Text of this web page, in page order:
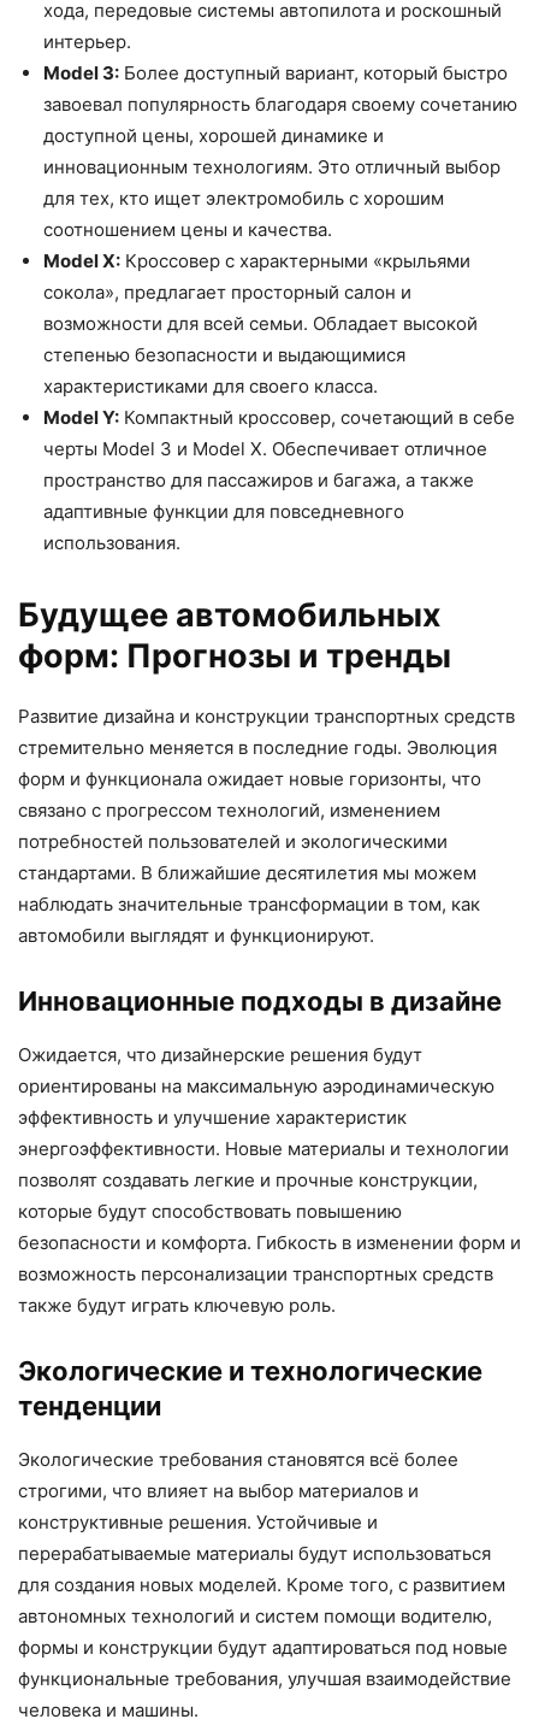
хода, передовые системы автопилота и роскошный
интерьер.
Model 3: Более доступный вариант, который быстро
завоевал популярность благодаря своему сочетанию
доступной цены, хорошей динамике и
инновационным технологиям. Это отличный выбор
для тех, кто ищет электромобиль с хорошим
соотношением цены и качества.
Model X: Кроссовер с характерными «крыльями
сокола», предлагает просторный салон и
возможности для всей семьи. Обладает высокой
степенью безопасности и выдающимися
характеристиками для своего класса.
Model Y: Компактный кроссовер, сочетающий в себе
черты Model 3 и Model X. Обеспечивает отличное
пространство для пассажиров и багажа, а также
адаптивные функции для повседневного
использования.
Будущее автомобильных
форм: Прогнозы и тренды
Развитие дизайна и конструкции транспортных средств
стремительно меняется в последние годы. Эволюция
форм и функционала ожидает новые горизонты, что
связано с прогрессом технологий, изменением
потребностей пользователей и экологическими
стандартами. В ближайшие десятилетия мы можем
наблюдать значительные трансформации в том, как
автомобили выглядят и функционируют.
Инновационные подходы в дизайне
Ожидается, что дизайнерские решения будут
ориентированы на максимальную аэродинамическую
эффективность и улучшение характеристик
энергоэффективности. Новые материалы и технологии
позволят создавать легкие и прочные конструкции,
которые будут способствовать повышению
безопасности и комфорта. Гибкость в изменении форм и
возможность персонализации транспортных средств
также будут играть ключевую роль.
Экологические и технологические
тенденции
Экологические требования становятся всё более
строгими, что влияет на выбор материалов и
конструктивные решения. Устойчивые и
перерабатываемые материалы будут использоваться
для создания новых моделей. Кроме того, с развитием
автономных технологий и систем помощи водителю,
формы и конструкции будут адаптироваться под новые
функциональные требования, улучшая взаимодействие
человека и машины.